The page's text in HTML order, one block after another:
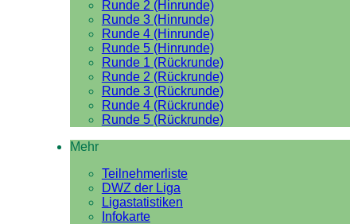
Runde 2 (Hinrunde)
Runde 3 (Hinrunde)
Runde 4 (Hinrunde)
Runde 5 (Hinrunde)
Runde 1 (Rückrunde)
Runde 2 (Rückrunde)
Runde 3 (Rückrunde)
Runde 4 (Rückrunde)
Runde 5 (Rückrunde)
Mehr
Teilnehmerliste
DWZ der Liga
Ligastatistiken
Infokarte